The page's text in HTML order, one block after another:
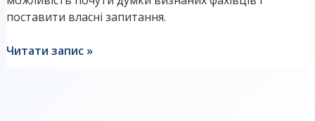
поставити власні запитання.
Читати запис »